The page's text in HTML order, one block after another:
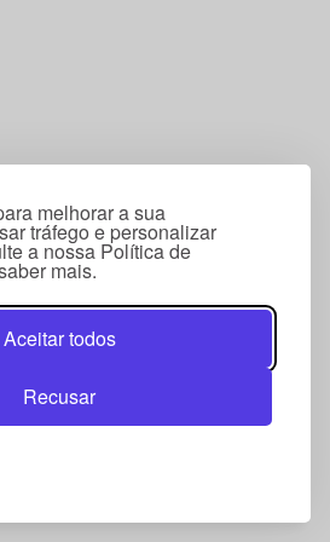
melhorar a sua
tráfego e personalizar
a nossa Política de
mais.
Aceitar todos
Recusar